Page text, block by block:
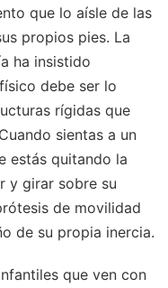
que lo aísle de las
propios pies. La
ha insistido
debe ser lo
rígidas que
sientas a un
estás quitando la
y girar sobre su
de movilidad
de su propia inercia.
que ven con